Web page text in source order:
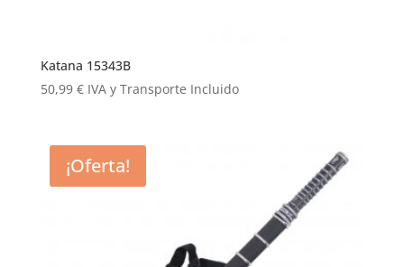
Katana 15343B
50,99 € IVA y Transporte Incluido
¡Oferta!